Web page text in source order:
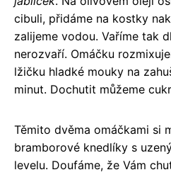
cibuli, přidáme na kostky
zalijeme vodou. Vaříme tak
nerozvaří. Omáčku
lžičku hladké mouky na
minut. Dochutit můžeme
Těmito dvěma omáčkami si
bramborové knedlíky s
levelu. Doufáme, že Vám